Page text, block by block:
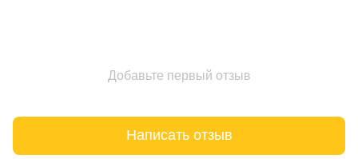
Добавьте первый отзыв
Написать отзыв